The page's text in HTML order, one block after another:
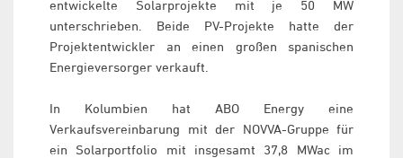
entwickelte Solarprojekte mit je 50 MW
unterschrieben. Beide PV-Projekte hatte der
Projektentwickler an einen großen spanischen
Energieversorger verkauft.
In Kolumbien hat ABO Energy eine
Verkaufsvereinbarung mit der NOVVA-Gruppe für
ein Solarportfolio mit insgesamt 37,8 MWac im